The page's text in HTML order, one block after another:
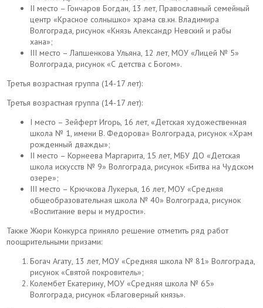
II место – Гончаров Богдан, 13 лет, Православный семейный
центр «Красное солнышко» храма св.кн. Владимира
Волгограда, рисунок «Князь Александр Невский и рабы
хана»;
III место – Лапшенкова Ульяна, 12 лет, МОУ «Лицей № 5»
Волгограда, рисунок «С детства с Богом».
Третья возрастная группа (14-17 лет):
Третья возрастная группа (14-17 лет):
I место – Зейферт Игорь, 16 лет, «Детская художественная
школа № 1, имени В. Федорова» Волгограда, рисунок «Храм
рожденный дважды»;
II место – Корнеева Маргарита, 15 лет, МБУ ДО «Детская
школа искусств № 9» Волгограда, рисунок «Битва на Чудском
озере»;
III место – Крючкова Лукерья, 16 лет, МОУ «Средняя
общеобразовательная школа № 40» Волгограда, рисунок
«Воспитание веры и мудрости».
Также Жюри Конкурса приняло решение отметить ряд работ
поощрительными призами:
Богач Агату, 13 лет, МОУ «Средняя школа № 81» Волгограда,
рисунок «Святой покровитель»;
Колембет Екатерину, МОУ «Средняя школа № 65»
Волгограда, рисунок «Благоверный князь».